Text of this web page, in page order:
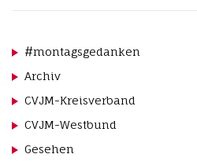
#montagsgedanken
Archiv
CVJM-Kreisverband
CVJM-Westbund
Gesehen